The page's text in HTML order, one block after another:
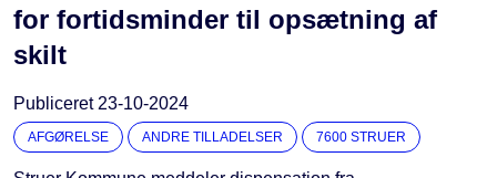
for fortidsminder til opsætning af
skilt
Publiceret 23-10-2024
AFGØRELSE ANDRE TILLADELSER 7600 STRUER